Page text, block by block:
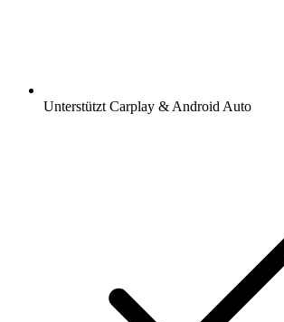
Unterstützt Carplay & Android Auto